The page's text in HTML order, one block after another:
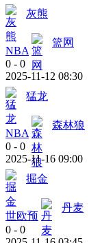
灰熊
NBA
篮网
0 - 0
2025-11-12 08:30
猛龙
NBA
森林狼
0 - 0
2025-11-16 09:00
掘金
世欧预
丹麦
0 - 0